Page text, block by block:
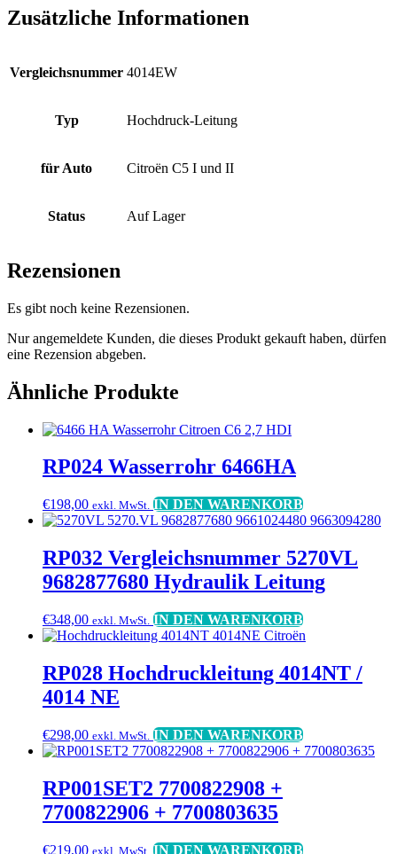
Zusätzliche Informationen
Vergleichsnummer 4014EW
Typ Hochdruck-Leitung
für Auto Citroën C5 I und II
Status Auf Lager
Rezensionen
Es gibt noch keine Rezensionen.
Nur angemeldete Kunden, die dieses Produkt gekauft haben, dürfen
eine Rezension abgeben.
Ähnliche Produkte
RP024 Wasserrohr 6466HA
€198,00 exkl. MwSt. IN DEN WARENKORB
RP032 Vergleichsnummer 5270VL
9682877680 Hydraulik Leitung
€348,00 exkl. MwSt. IN DEN WARENKORB
RP028 Hochdruckleitung 4014NT /
4014 NE
€298,00 exkl. MwSt. IN DEN WARENKORB
RP001SET2 7700822908 +
7700822906 + 7700803635
€219,00 exkl. MwSt. IN DEN WARENKORB